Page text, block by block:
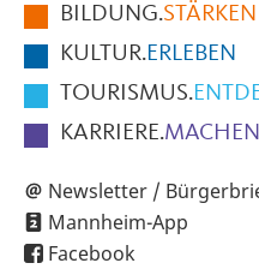
SeiteBILDUNG.STÄRKEN
KULTUR.ERLEBEN
TOURISMUS.
KARRIERE.MACHEN
Newsletter /
Mannheim-App
Facebook